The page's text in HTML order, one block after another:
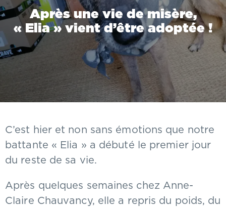
Après une vie de misère,
« Elia » vient d’être adoptée !
C’est hier et non sans émotions que notre
battante « Elia » a débuté le premier jour
du reste de sa vie.
Après quelques semaines chez Anne-
Claire Chauvancy, elle a repris du poids, du